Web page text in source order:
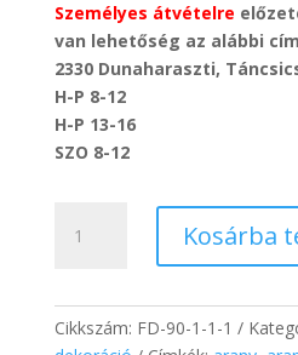
Személyes átvételre
van lehetőség az alábbi
2330 Dunaharaszti,
H-P 8-12
H-P 13-16
SZO 8-12
Mintás
Házikó
Kosárba
Cikkszám: FD-90-1-1-1